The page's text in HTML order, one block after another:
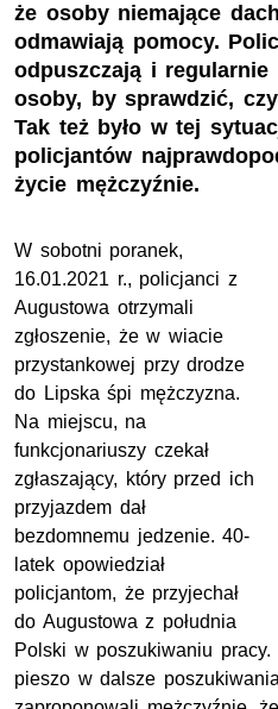
że osoby niemające
odmawiają pomocy.
odpuszczają i regularnie
osoby, by sprawdzić,
Tak też było w tej
policjantów
życie mężczyźnie.
W sobotni poranek,
16.01.2021 r., policjanci z
Augustowa otrzymali
zgłoszenie, że w wiacie
przystankowej przy drodze
do Lipska śpi mężczyzna.
Na miejscu, na
funkcjonariuszy czekał
zgłaszający, który przed ich
przyjazdem dał
bezdomnemu jedzenie. 40-
latek opowiedział
policjantom, że przyjechał
do Augustowa z południa
Polski w poszukiwaniu pracy.
pieszo w dalsze